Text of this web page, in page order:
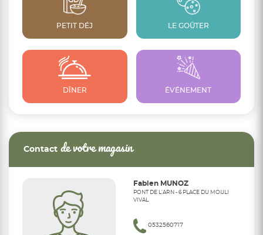
PETIT DÉJ LE GOÛTER
DÎNER ÉVÉNEMENT
Contact de votre magasin
Fabien MUNOZ
PONT DE L'ARN - 6 PLACE DU MOULI
VIVAL
0532560717